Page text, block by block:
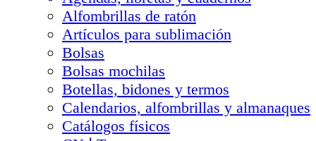
Alfombrillas de ratón
Artículos para sublimación
Bolsas
Bolsas mochilas
Botellas, bidones y termos
Calendarios, alfombrillas y almanaques
Catálogos físicos